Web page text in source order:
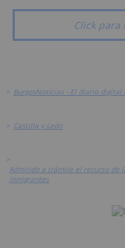
Click
> BurgosNoticias - El diario digital
> Castilla y León
>
Admitido a trámite el recurso de
inmigrantes